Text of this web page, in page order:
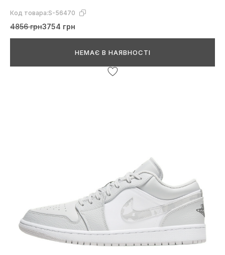
Код товара:S-56470
4856 грн3754 грн
НЕМАЄ В НАЯВНОСТІ